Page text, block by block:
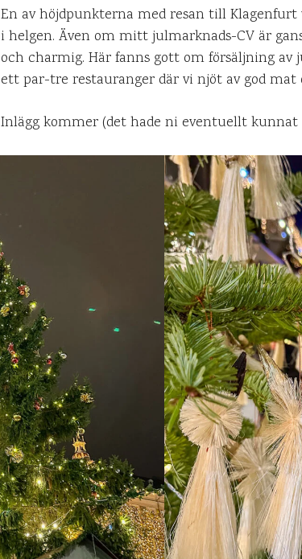
En av höjdpunkterna med resan till
i helgen. Även om mitt julmarknads-CV är
och charmig. Här fanns gott om försäljning av
ett par-tre restauranger där vi njöt av god mat
Inlägg kommer (det hade ni eventuellt kunnat